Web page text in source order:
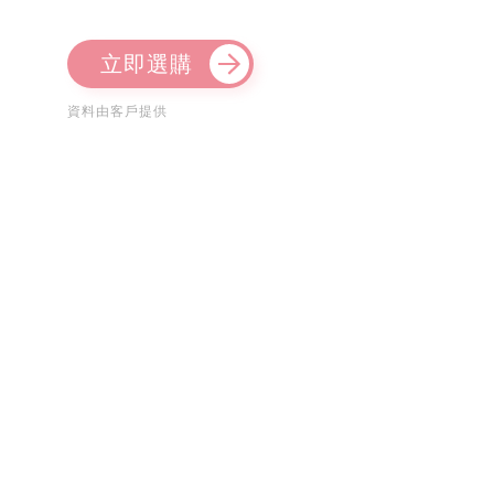
立即選購
資料由客戶提供